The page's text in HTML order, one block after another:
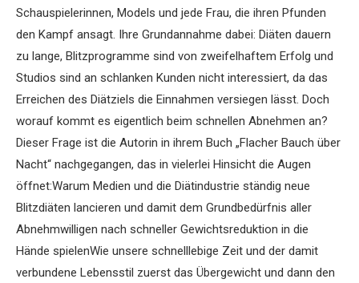
Schauspielerinnen, Models und jede Frau, die ihren Pfunden
den Kampf ansagt. Ihre Grundannahme dabei: Diäten dauern
zu lange, Blitzprogramme sind von zweifelhaftem Erfolg und
Studios sind an schlanken Kunden nicht interessiert, da das
Erreichen des Diätziels die Einnahmen versiegen lässt. Doch
worauf kommt es eigentlich beim schnellen Abnehmen an?
Dieser Frage ist die Autorin in ihrem Buch „Flacher Bauch über
Nacht“ nachgegangen, das in vielerlei Hinsicht die Augen
öffnet:Warum Medien und die Diätindustrie ständig neue
Blitzdiäten lancieren und damit dem Grundbedürfnis aller
Abnehmwilligen nach schneller Gewichtsreduktion in die
Hände spielenWie unsere schnelllebige Zeit und der damit
verbundene Lebensstil zuerst das Übergewicht und dann den